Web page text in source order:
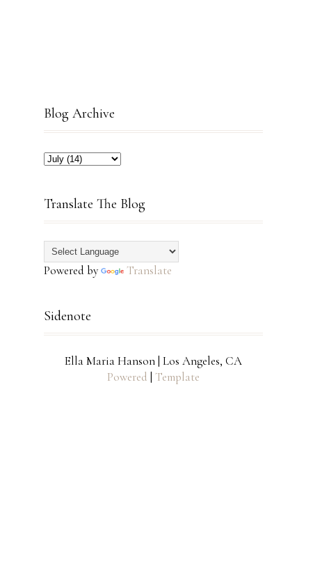
Blog Archive
Translate The Blog
Powered by Translate
Sidenote
Ella Maria Hanson | Los Angeles, CA
Powered
Template